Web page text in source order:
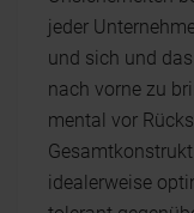
jeder
und sich und
nach vorne zu
mental vor
idealerweise